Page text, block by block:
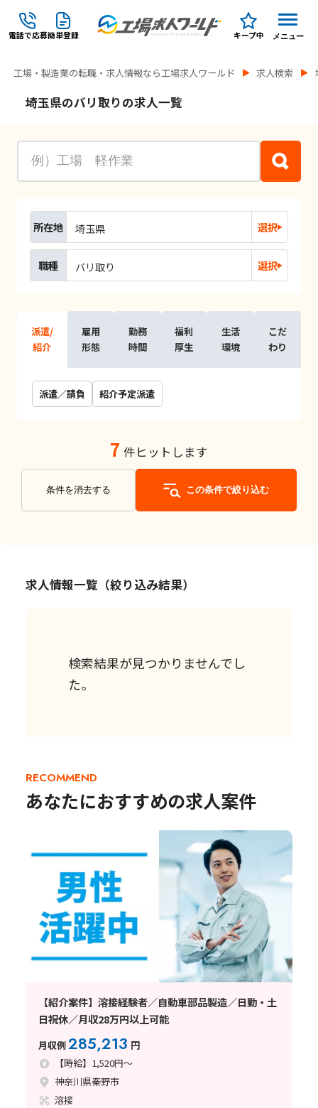
電話で応募簡単登録 キープ中 メニュー
工場・製造業の転職・求人情報なら工場求人ワールド 求人検索
埼玉県のバリ取りの求人一覧
所在地 埼玉県 選択
職種 バリ取り 選択
派遣/
紹介
雇用
形態
勤務
時間
福利
厚生
生活
環境
こだ
わり
派遣／請負 紹介予定派遣
7 件ヒットします
条件を消去する この条件で絞り込む
求人情報一覧（絞り込み結果）
検索結果が見つかりませんでし
た。
RECOMMEND
あなたにおすすめの求人案件
【紹介案件】溶接経験者／自動車部品製造／日勤・土
日祝休／月収28万円以上可能
月収例285,213 円
【時給】1,520円～
神奈川県秦野市
溶接